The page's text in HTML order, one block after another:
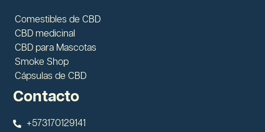
Comestibles de CBD
CBD medicinal
CBD para Mascotas
Smoke Shop
Cápsulas de CBD
Contacto
+573170129141